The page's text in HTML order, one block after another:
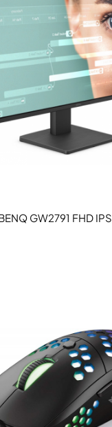
GW2791 FHD IPS